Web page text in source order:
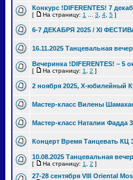
Конкурс !DIFERENTES! 7
[ На страницу: 1 3 4 5 ]
6-7 ДЕКАБРЯ 2025 / XI
16.11.2025 Танцевальная
Вечеринка !DIFERENTES! – 5
[ На страницу: 1 2 ]
2 ноября 2025, Х-юбилейный
Мастер-класс Вилены
Мастер-класс Наталии Фадда
Концерт Время Танцевать КЦ
10.08.2025 Танцевальная
[ На страницу: 1 2 ]
27-28 сентября VIII Oriental